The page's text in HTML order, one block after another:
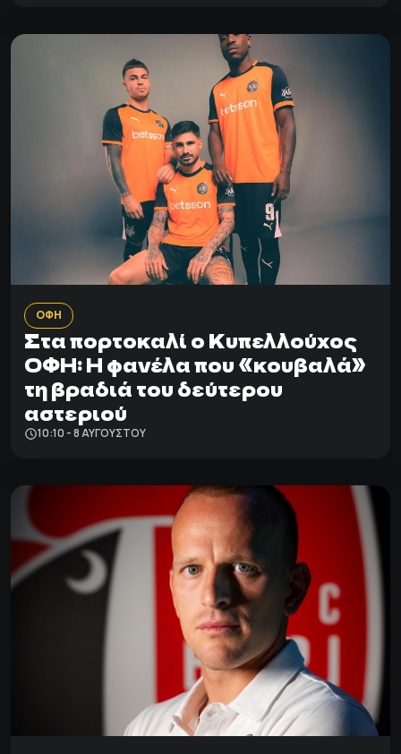
ΟΦΗ
Στα πορτοκαλί ο Κυπελλούχος
ΟΦΗ: Η φανέλα που «κουβαλά»
τη βραδιά του δεύτερου
αστεριού
10:10 - 8 ΑΥΓΟΎΣΤΟΥ